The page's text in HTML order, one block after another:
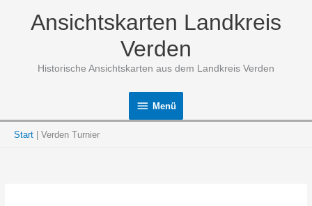
Ansichtskarten Landkreis
Verden
Historische Ansichtskarten aus dem Landkreis Verden
Menü
Menü
Start Verden Turnier